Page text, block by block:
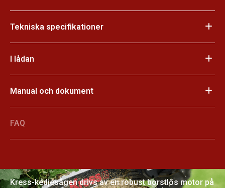
Tekniska specifikationer
I lådan
Manual och dokument
FAQ
Kress-kedjesågen drivs av en robust borstlös motor på